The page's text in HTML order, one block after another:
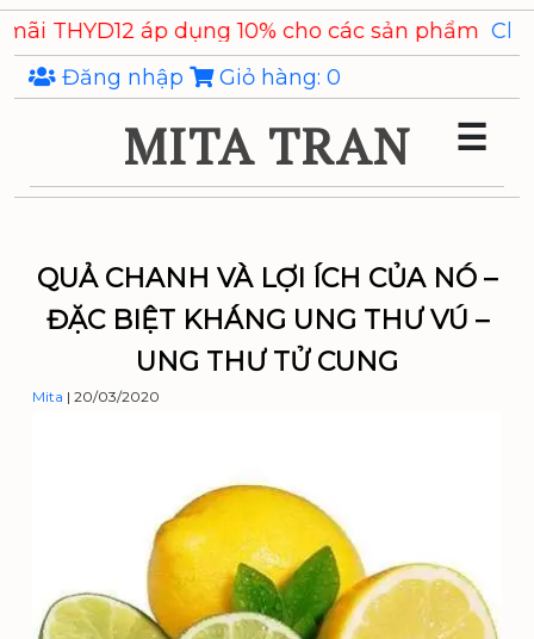
Skip
to
the
content
dụng 10% cho các sản phẩmChiết xuất Ý Dĩ
Đăng nhập
Giỏ hàng: 0
MITA TRAN ☰
QUẢ CHANH VÀ LỢI ÍCH CỦA NÓ –
ĐẶC BIỆT KHÁNG UNG THƯ VÚ –
UNG THƯ TỬ CUNG
Mita | 20/03/2020